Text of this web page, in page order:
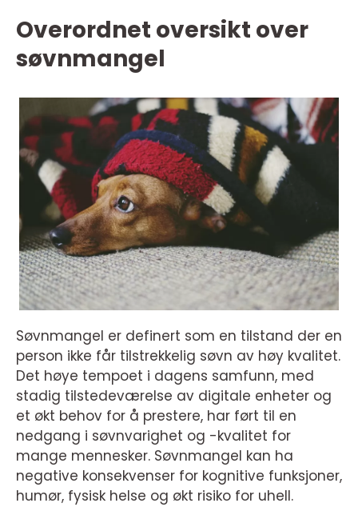
Overordnet oversikt over
søvnmangel
Søvnmangel er definert som en tilstand der en
person ikke får tilstrekkelig søvn av høy kvalitet.
Det høye tempoet i dagens samfunn, med
stadig tilstedeværelse av digitale enheter og
et økt behov for å prestere, har ført til en
nedgang i søvnvarighet og -kvalitet for
mange mennesker. Søvnmangel kan ha
negative konsekvenser for kognitive funksjoner,
humør, fysisk helse og økt risiko for uhell.